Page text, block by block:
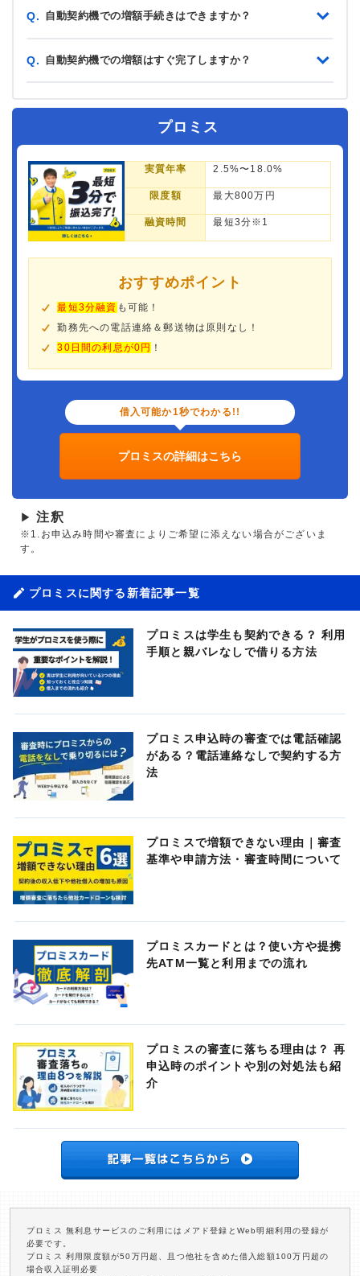
Q. 自動契約機での増額手続きはできますか？
Q. 自動契約機での増額はすぐ完了しますか？
プロミス
実質年率 2.5%〜18.0%
限度額 最大800万円
融資時間 最短3分※1
おすすめポイント
最短3分融資 も可能！
勤務先への電話連絡＆郵送物は原則なし！
30日間の利息が0円 ！
借入可能か1秒でわかる!!
プロミスの詳細はこちら
▶ 注釈
※1.お申込み時間や審査によりご希望に添えない場合がございま
す。
プロミスに関する新着記事一覧
プロミスは学生も契約できる？ 利用
手順と親バレなしで借りる方法
プロミス申込時の審査では電話確認
がある？電話連絡なしで契約する方
法
プロミスで増額できない理由｜審査
基準や申請方法・審査時間について
プロミスカードとは？使い方や提携
先ATM一覧と利用までの流れ
プロミスの審査に落ちる理由は？ 再
申込時のポイントや別の対処法も紹
介
プロミス 無利息サービスのご利用にはメアド登録とWeb明細利用の登録が
必要です。
プロミス 利用限度額が50万円超、且つ他社を含めた借入総額100万円超の
場合収入証明必要